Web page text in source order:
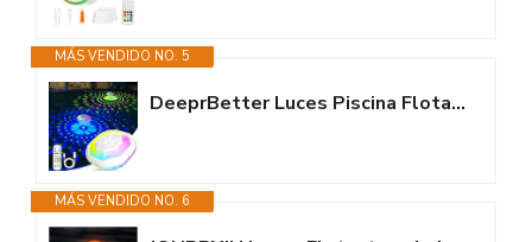
MÁS VENDIDO NO. 5
DeeprBetter Luces Piscina Flotantes con Control Remoto, Recargable Luces...
MÁS VENDIDO NO. 6